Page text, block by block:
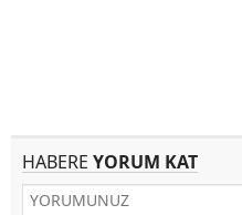
HABERE YORUM KAT